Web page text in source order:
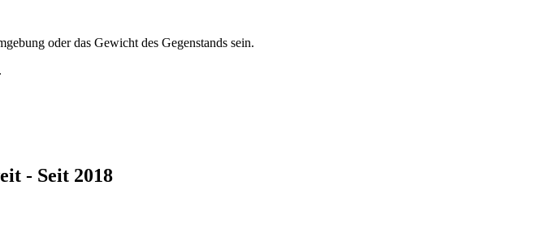
oder das Gewicht des Gegenstands sein.
- Seit 2018